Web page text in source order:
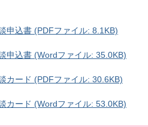
申込書 (PDFファイル: 8.1KB)
申込書 (Wordファイル: 35.0KB)
カード (PDFファイル: 30.6KB)
カード (Wordファイル: 53.0KB)